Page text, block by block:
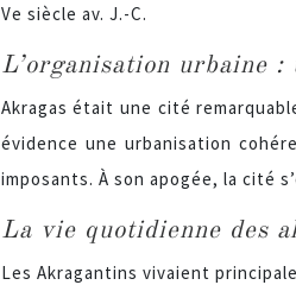
Ve siècle av. J.-C.
L’organisation urbaine
Akragas était une cité
évidence une urbanisation
imposants. À son apogée, la cité
La vie quotidienne des
Les Akragantins vivaient